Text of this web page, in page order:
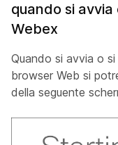
quando si avvia
Webex
Quando si avvia o
browser Web si
della seguente